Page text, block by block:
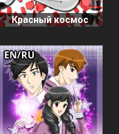
Красный космос
EN/RU